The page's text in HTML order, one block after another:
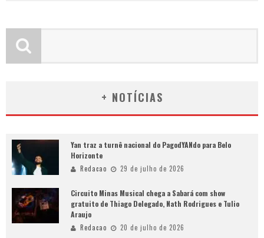
+ NOTÍCIAS
Yan traz a turnê nacional do PagodYANdo para Belo
Horizonte
Redacao 29 de julho de 2026
Circuito Minas Musical chega a Sabará com show
gratuito de Thiago Delegado, Nath Rodrigues e Tulio
Araujo
Redacao 20 de julho de 2026